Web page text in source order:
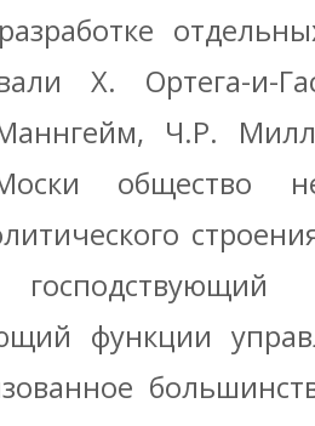
Х. Ортега-и-
Ч.Р.
общество
функции